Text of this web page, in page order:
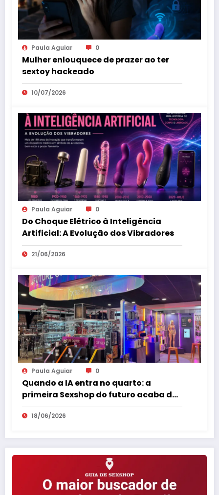
Paula Aguiar 0
Mulher enlouquece de prazer ao ter
sextoy hackeado
10/07/2026
Paula Aguiar 0
Do Choque Elétrico à Inteligência
Artificial: A Evolução dos Vibradores
21/06/2026
Paula Aguiar 0
Quando a IA entra no quarto: a
primeira Sexshop do futuro acaba de
abrir na Europa
18/06/2026